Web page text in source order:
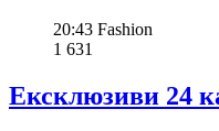
20:43 Fashion
1 631
Ексклюзиви 24